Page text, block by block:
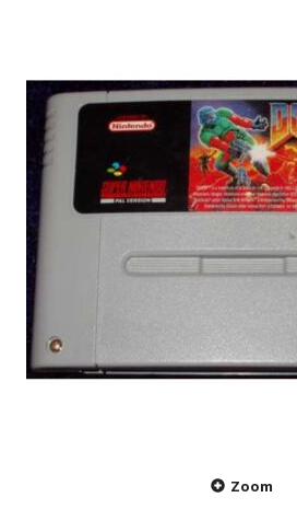
Zoom